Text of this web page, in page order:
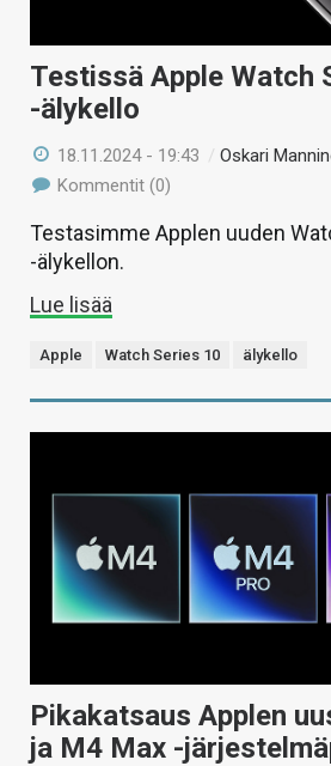
Testissä Apple Watch
-älykello
18.11.2024 - 19:43 /Oskari
Kommentit (0)
Testasimme Applen uuden
-älykellon.
Lue lisää
Apple Watch Series 10 älykello
Pikakatsaus Applen
ja M4 Max -